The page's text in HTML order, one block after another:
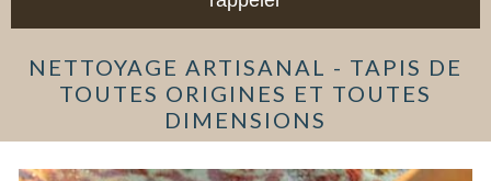
NETTOYAGE ARTISANAL - TAPIS DE
TOUTES ORIGINES ET TOUTES
DIMENSIONS